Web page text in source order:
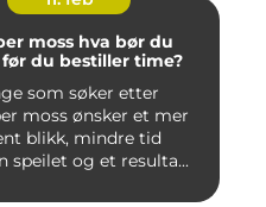
hva bør du
du bestiller time?
som søker etter
moss ønsker et mer
blikk, mindre tid
speilet og et resulta...